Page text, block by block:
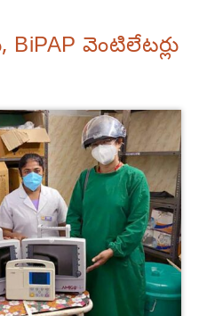
BiPAP వెంటిలేటర్లు